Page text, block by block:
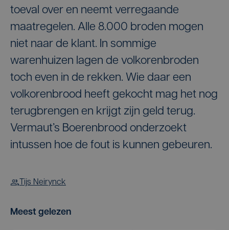
toeval over en neemt verregaande
maatregelen. Alle 8.000 broden mogen
niet naar de klant. In sommige
warenhuizen lagen de volkorenbroden
toch even in de rekken. Wie daar een
volkorenbrood heeft gekocht mag het nog
terugbrengen en krijgt zijn geld terug.
Vermaut’s Boerenbrood onderzoekt
intussen hoe de fout is kunnen gebeuren.
Tijs Neirynck
Meest gelezen